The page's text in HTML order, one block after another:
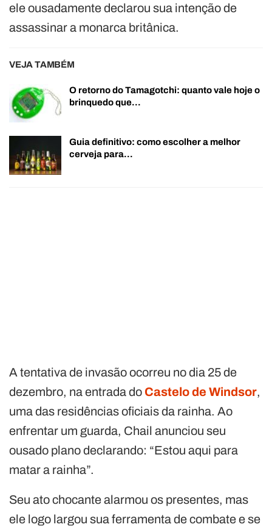
ele ousadamente declarou sua intenção de
assassinar a monarca britânica.
VEJA TAMBÉM
O retorno do Tamagotchi: quanto vale hoje o
brinquedo que…
Guia definitivo: como escolher a melhor
cerveja para…
A tentativa de invasão ocorreu no dia 25 de
dezembro, na entrada do Castelo de Windsor,
uma das residências oficiais da rainha. Ao
enfrentar um guarda, Chail anunciou seu
ousado plano declarando: “Estou aqui para
matar a rainha”.
Seu ato chocante alarmou os presentes, mas
ele logo largou sua ferramenta de combate e se